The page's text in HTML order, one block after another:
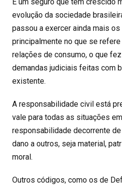
evolução da sociedade
passou a exercer ainda mais
principalmente no que se
relações de consumo, o que
demandas judiciais feitas com
existente.
A responsabilidade civil está
vale para todas as situações
responsabilidade decorrente
dano a outros, seja material,
moral.
Outros códigos, como os de